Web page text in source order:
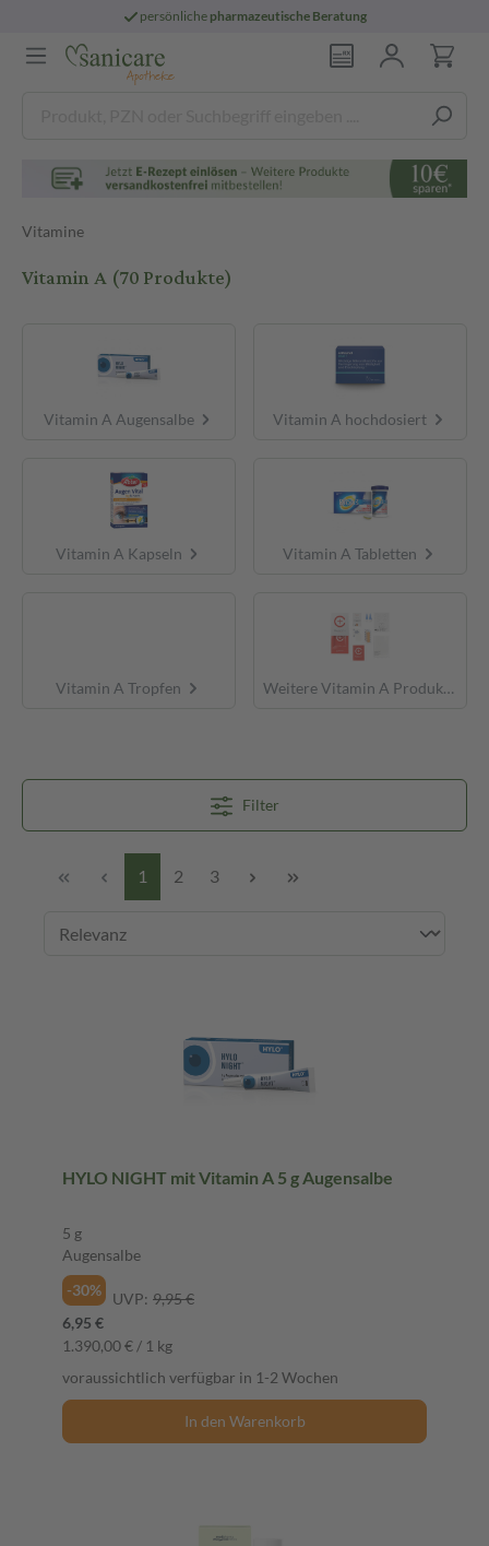
persönliche pharmazeutische Beratung
Vitamine
Vitamin A(70 Produkte)
Vitamin A Augensalbe Vitamin A hochdosiert
Vitamin A Kapseln Vitamin A Tabletten
Vitamin A Tropfen Weitere Vitamin A Produkte
Filter
1 2 3
HYLO NIGHT mit Vitamin A 5 g Augensalbe
5 g
Augensalbe
-30%
UVP: 9,95 €
6,95 €
1.390,00 € / 1 kg
voraussichtlich verfügbar in 1-2 Wochen
In den Warenkorb